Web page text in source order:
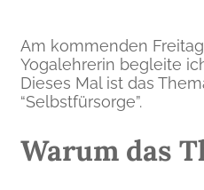
Am kommenden
Yogalehrerin begleite
Dieses Mal ist das
“Selbstfürsorge”.
Warum das